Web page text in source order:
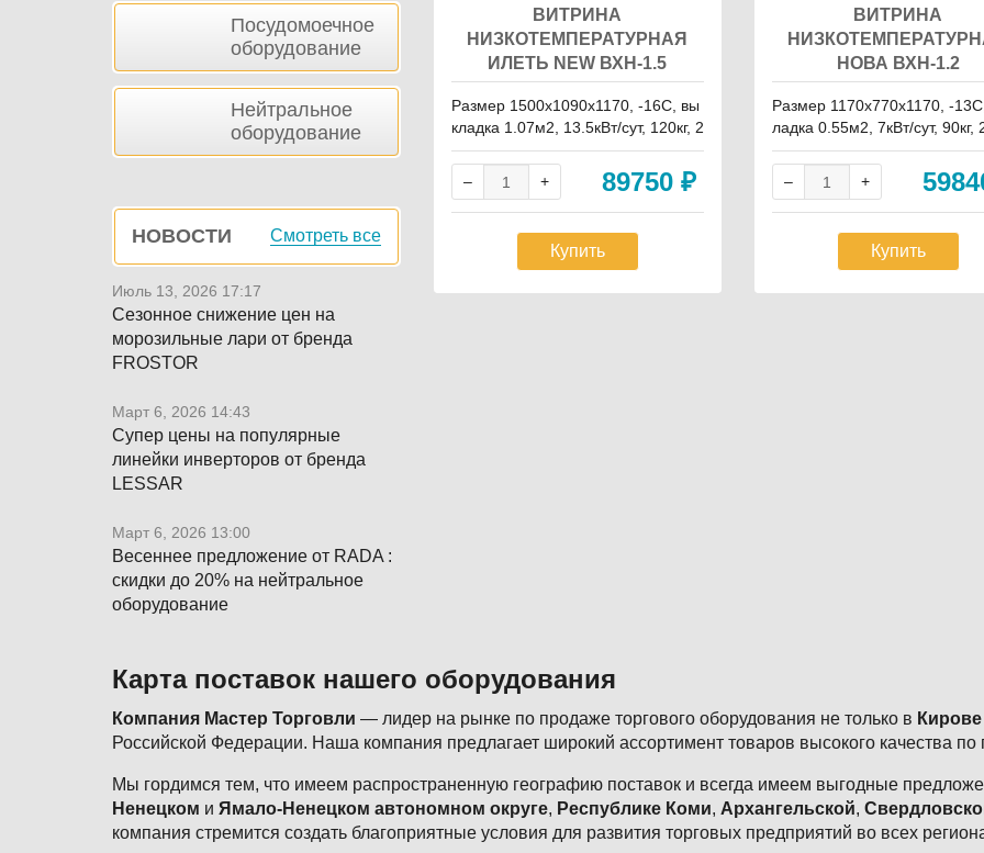
ВИТРИНА
НИЗКОТЕМПЕРАТУРНАЯ
ИЛЕТЬ NEW ВХН-1.5
Размер 1500х1090х1170, -16С, вы
кладка 1.07м2, 13.5кВт/сут, 120кг, 2
20В, без запасника
89750 ₽
Купить
ВИТРИНА
НОВА ВХН-1.2
Размер 1170х770х1170, -
ладка 0.55м2, 7кВт/сут, 90кг,
без запасника
Купить
Посудомоечное
оборудование
Нейтральное
оборудование
НОВОСТИ Смотреть все
Июль 13, 2026 17:17
Сезонное снижение цен на
морозильные лари от бренда
FROSTOR
Март 6, 2026 14:43
Супер цены на популярные
линейки инверторов от бренда
LESSAR
Март 6, 2026 13:00
Весеннее предложение от RADA :
скидки до 20% на нейтральное
оборудование
Карта поставок нашего оборудования
Компания Мастер Торговли — лидер на рынке по продаже торгового оборудования не только в
Российской Федерации. Наша компания предлагает широкий ассортимент товаров высокого качества
Мы гордимся тем, что имеем распространенную географию поставок и всегда имеем выгодные
Ненецком и Ямало-Ненецком автономном округе, Республике Коми, Архангельской,
компания стремится создать благоприятные условия для развития торговых предприятий во всех